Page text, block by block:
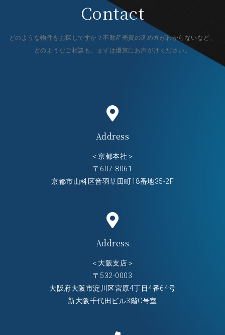
Contact
どのような物件をお探しですか？不動産売買の進め方がわからないなど、
どのようなご相談も、まずは優京にお声がけください。
Address
＜京都本社＞
〒607-8061
京都市山科区音羽草田町18番地35-2F
Address
＜大阪支店＞
〒532-0003
大阪府大阪市淀川区宮原4丁目4番64号
新大阪千代田ビル3階C号室